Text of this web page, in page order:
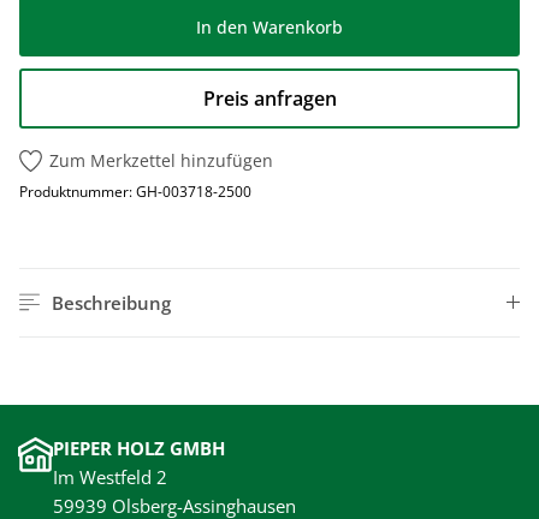
In den Warenkorb
Preis anfragen
Zum Merkzettel hinzufügen
Produktnummer:GH-003718-2500
Beschreibung
PIEPER HOLZ GMBH
Im Westfeld 2
59939 Olsberg-Assinghausen